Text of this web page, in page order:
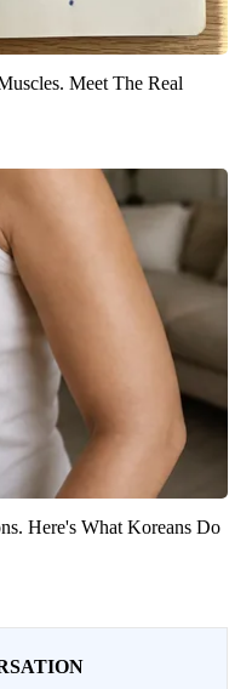
Meet The Real
Here's What Koreans Do